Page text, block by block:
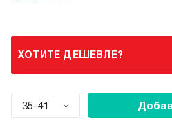
ХОТИТЕ ДЕШЕВЛЕ?
35-41